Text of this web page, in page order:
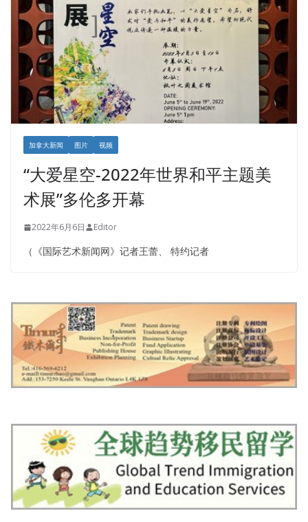
加拿大新闻 图片 视频
“大爱星空-2022年世界和平主题美
术展”多伦多开幕
2022年6月6日 Editor
（《国际艺术新闻网》记者王蕾、 特约记者